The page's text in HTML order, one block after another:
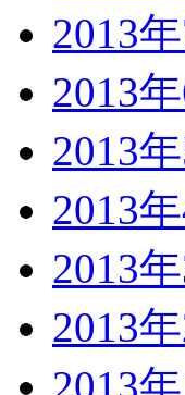
2013
2013
2013
2013
2013
2013